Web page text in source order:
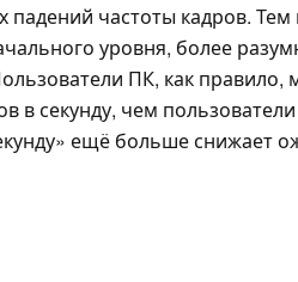
падений частоты кадров.
уровня, более
ПК, как правило,
в секунду, чем
ещё больше снижает